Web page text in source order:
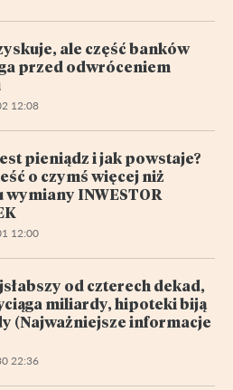
ale część banków
przed odwróceniem
12:08
pieniądz i jak powstaje?
o czymś więcej niż
wymiany INWESTOR
12:00
od czterech dekad,
miliardy, hipoteki biją
(Najważniejsze informacje
22:36